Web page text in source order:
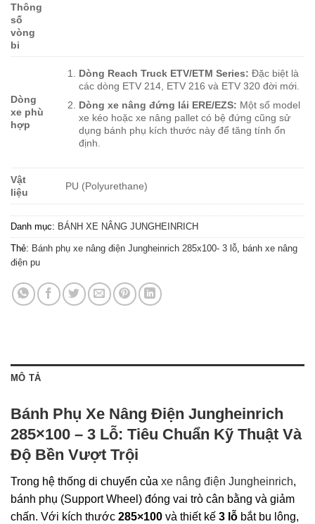
Thông
số
vòng
bi
Dòng
xe phù
hợp
Dòng Reach Truck ETV/ETM Series: Đặc biệt là
các dòng ETV 214, ETV 216 và ETV 320 đời mới.
Dòng xe nâng đứng lái ERE/EZS: Một số model
xe kéo hoặc xe nâng pallet có bệ đứng cũng sử
dụng bánh phụ kích thước này để tăng tính ổn
định.
Vật
liệu
PU (Polyurethane)
Danh mục: BÁNH XE NÂNG JUNGHEINRICH
Thẻ: Bánh phụ xe nâng điện Jungheinrich 285x100- 3 lỗ
bánh xe nâng
điện pu
MÔ TẢ
Bánh Phụ Xe Nâng Điện Jungheinrich
285×100 – 3 Lỗ: Tiêu Chuẩn Kỹ Thuật Và
Độ Bền Vượt Trội
Trong hệ thống di chuyển của xe nâng điện Jungheinrich,
bánh phụ (Support Wheel) đóng vai trò cân bằng và giảm
chấn. Với kích thước 285×100 và thiết kế 3 lỗ bắt bu lông,